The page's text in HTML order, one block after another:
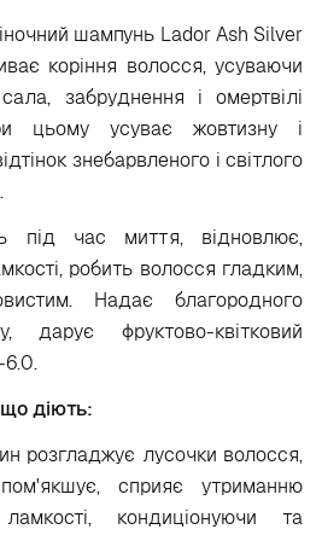
шампунь Lador Ash Silver
коріння волосся, усуваючи
забруднення і омертвілі
цьому усуває жовтизну і
знебарвленого і світлого
під час миття, відновлює,
робить волосся гладким,
Надає благородного
дарує фруктово-квітковий
6.0.
діють:
розгладжує лусочки волосся,
сприяє утриманню
кондиціонуючи та